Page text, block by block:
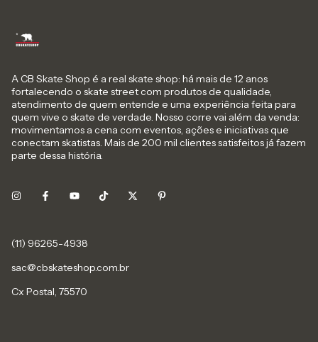
A CB Skate Shop é a real skate shop: há mais de 12 anos
fortalecendo o skate street com produtos de qualidade,
atendimento de quem entende e uma experiência feita para
quem vive o skate de verdade. Nosso corre vai além da venda:
movimentamos a cena com eventos, ações e iniciativas que
conectam skatistas. Mais de 200 mil clientes satisfeitos já fazem
parte dessa história.
sac@cbskateshop.com.br
Cx Postal, 75570